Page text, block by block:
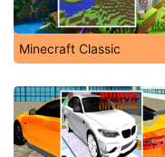
Minecraft Classic